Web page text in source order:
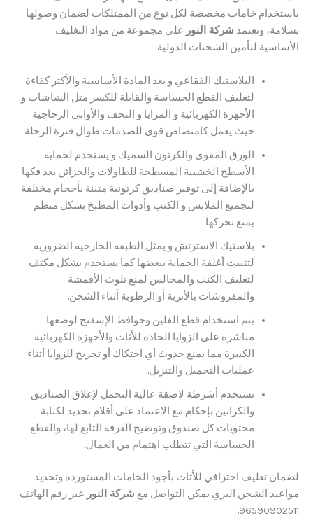
خامات مخصصة لكل نوع من الممتلكات لضمان وصولها
​وتعتمدشركة النورعلى مجموعة من مواد التغليف
لتأمين الشحنات الدولية:
​البلاستيك الفقاعي و يعد المادة الأساسية والأكثر كفاءة
لتغليف القطع الحساسة والقابلة للكسر مثل الشاشات و
الأجهزة الكهربائية و المرايا و التحف والأواني الزجاجية
حيث يعمل كامتصاص قوي للصدمات طوال فترة الرحلة.
​الورق المقوى والكرتون السميك و يستخدم لحماية
الأسطح الخشبية المسطحة للطاولات والخزائن بعد فكها
بالإضافة إلى توفير صناديق كرتونية متينة بأحجام مختلفة
لتجميع الملابس و الكتب وأدوات المطبخ بشكل منظم
يمنع تحركها.
​بلاستيك الاسترتش و يمثل الطبقة الخارجية الضرورية
لتثبيت أغلفة الحماية ببعضها كما يستخدم بشكل مكثف
لتغليف الكنب والمجالس لمنع تلوث الأقمشة
والمفروشات بالأتربة أو الرطوبة أثناء الشحن.
يتم استخدام قطع الفلين وحوافظ الإسفنج لوضعها
مباشرة على الزوايا الحادة للأثاث والأجهزة الكهربائية
الكبيرة مما يمنع حدوث أي احتكاك أو تجريح للزوايا أثناء
عمليات التحميل والتنزيل.
تستخدم أشرطة لاصقة عالية التحمل لإغلاق الصناديق
والكراتين بإحكام مع الاعتماد على أقلام تحديد لكتابة
محتويات كل صندوق وتوضيح الغرفة التابع لها، والقطع
الحساسة التي تتطلب اهتمام من العمال.
تغليف احترافي للأثاث بأجود الخامات المستوردة وتحديد
الشحن البري يمكن التواصل معشركة النورعبر رقم الهاتف